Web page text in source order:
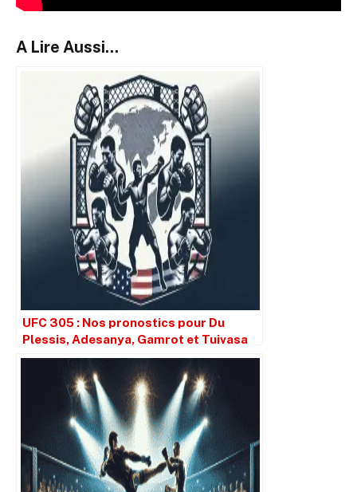
A Lire Aussi...
UFC 305 : Nos pronostics pour Du
Plessis, Adesanya, Gamrot et Tuivasa